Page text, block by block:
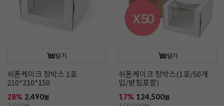
담기
쉬폰케이크 창박스 1호
210*210*150
28% 2,490원
담기
쉬폰케이크 창박스(1호/50개
입/받침포함)
17% 124,500원